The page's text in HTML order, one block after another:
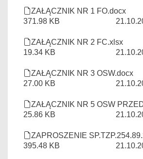
ZAŁĄCZNIK NR 1 FO.docx
371.98 KB
ZAŁĄCZNIK NR 2 FC.xlsx
19.34 KB
ZAŁĄCZNIK NR 3 OSW.docx
27.00 KB
ZAŁĄCZNIK NR 5 OSW
25.86 KB
ZAPROSZENIE
395.48 KB